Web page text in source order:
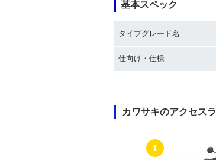
2011年 KLX250・カラ
2005年 KLX250・マイ
ナーチェンジ
基本スペック
タイプグレード名
仕向け・仕様
カワサキのアクセス
1